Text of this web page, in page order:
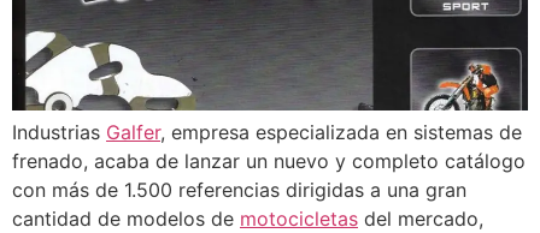
Industrias Galfer, empresa especializada en sistemas de
frenado, acaba de lanzar un nuevo y completo catálogo
con más de 1.500 referencias dirigidas a una gran
cantidad de modelos de motocicletas del mercado,